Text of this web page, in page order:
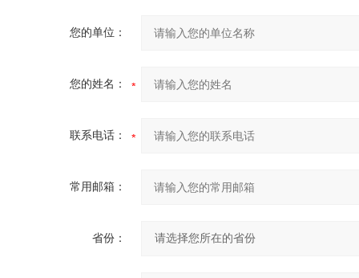
您的单位：
您的姓名：
联系电话：
常用邮箱：
省份：